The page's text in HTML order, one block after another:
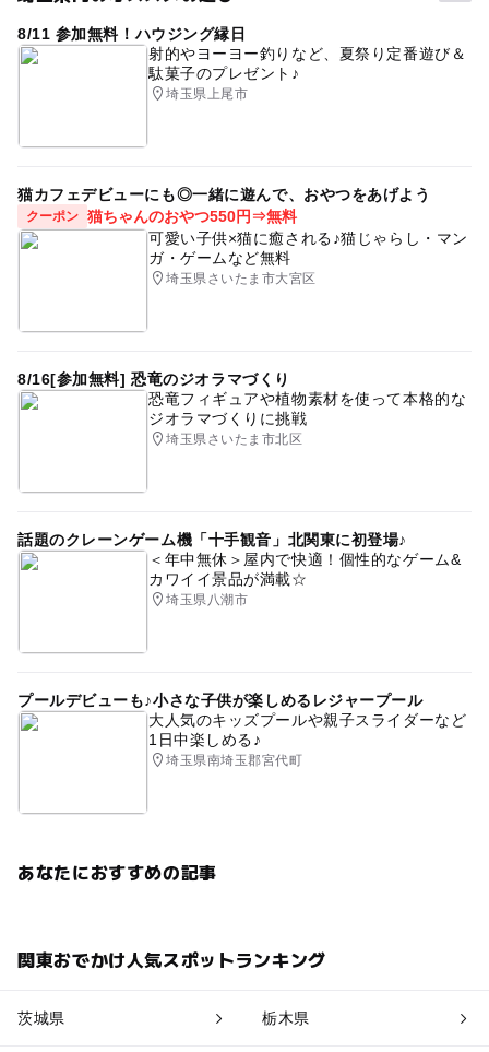
8/11 参加無料！ハウジング縁日
射的やヨーヨー釣りなど、夏祭り定番遊び＆
駄菓子のプレゼント♪
埼玉県上尾市
猫カフェデビューにも◎一緒に遊んで、おやつをあげよう
クーポン 猫ちゃんのおやつ550円⇒無料
可愛い子供×猫に癒される♪猫じゃらし・マン
ガ・ゲームなど無料
埼玉県さいたま市大宮区
8/16[参加無料] 恐竜のジオラマづくり
恐竜フィギュアや植物素材を使って本格的な
ジオラマづくりに挑戦
埼玉県さいたま市北区
話題のクレーンゲーム機「十手観音」北関東に初登場♪
＜年中無休＞屋内で快適！個性的なゲーム&
カワイイ景品が満載☆
埼玉県八潮市
プールデビューも♪小さな子供が楽しめるレジャープール
大人気のキッズプールや親子スライダーなど
1日中楽しめる♪
埼玉県南埼玉郡宮代町
あなたにおすすめの記事
関東おでかけ人気スポットランキング
茨城県 栃木県